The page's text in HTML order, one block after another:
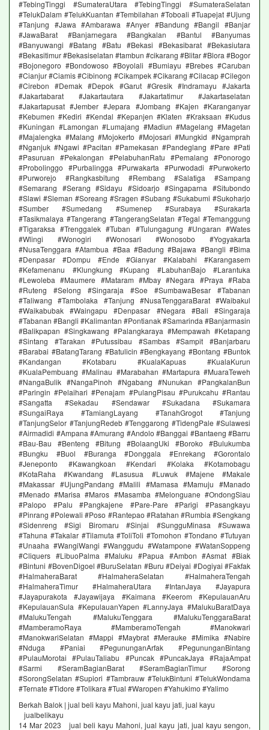
#TebingTinggi #SumateraUtara #TebingTinggi #SumateraSelatan
#TelukDalam #TelukKuantan #Tembilahan #Toboali #Tuapejat #Ujung
#Tanjung #Jawa #Ambarawa #Anyer #Bandung #Bangil #Banjar
#JawaBarat #Banjarnegara #Bangkalan #Bantul #Banyumas
#Banyuwangi #Batang #Batu #Bekasi #Bekasibarat #Bekasiutara
#Bekasitimur #Bekasiselatan #tambun #cikarang #Blitar #Blora #Bogor
#Bojonegoro #Bondowoso #Boyolali #Bumiayu #Brebes #Caruban
#Cianjur #Ciamis #Cibinong #Cikampek #Cikarang #Cilacap #Cilegon
#Cirebon #Demak #Depok #Garut #Gresik #Indramayu #Jakarta
#Jakartabarat #Jakartautara #Jakartatimur #Jakartaselatan
#Jakartapusat #Jember #Jepara #Jombang #Kajen #Karanganyar
#Kebumen #Kediri #Kendal #Kepanjen #Klaten #Kraksaan #Kudus
#Kuningan #Lamongan #Lumajang #Madiun #Magelang #Magetan
#Majalengka #Malang #Mojokerto #Mojosari #Mungkid #Ngamprah
#Nganjuk #Ngawi #Pacitan #Pamekasan #Pandeglang #Pare #Pati
#Pasuruan #Pekalongan #PelabuhanRatu #Pemalang #Ponorogo
#Probolinggo #Purbalingga #Purwakarta #Purwodadi #Purwokerto
#Purworejo #Rangkasbitung #Rembang #Salatiga #Sampang
#Semarang #Serang #Sidayu #Sidoarjo #Singaparna #Situbondo
#Slawi #Sleman #Soreang #Sragen #Subang #Sukabumi #Sukoharjo
#Sumber #Sumedang #Sumenep #Surabaya #Surakarta
#Tasikmalaya #Tangerang #TangerangSelatan #Tegal #Temanggung
#Tigaraksa #Trenggalek #Tuban #Tulungagung #Ungaran #Wates
#Wlingi #Wonogiri #Wonosari #Wonosobo #Yogyakarta
#NusaTenggara #Atambua #Baa #Badung #Bajawa #Bangli #Bima
#Denpasar #Dompu #Ende #Gianyar #Kalabahi #Karangasem
#Kefamenanu #Klungkung #Kupang #LabuhanBajo #Larantuka
#Lewoleba #Maumere #Mataram #Mbay #Negara #Praya #Raba
#Ruteng #Selong #Singaraja #Soe #SumbawaBesar #Tabanan
#Taliwang #Tambolaka #Tanjung #NusaTenggaraBarat #Waibakul
#Waikabubak #Waingapu #Denpasar #Negara #Bali #Singaraja
#Tabanan #Bangli #Kalimantan #Pontianak #Samarinda #Banjarmasin
#Balikpapan #Singkawang #Palangkaraya #Mempawah #Ketapang
#Sintang #Tarakan #Putussibau #Sambas #Sampit #Banjarbaru
#Barabai #BatangTarang #Batulicin #Bengkayang #Bontang #Buntok
#Kandangan #Kotabaru #KualaKapuas #KualaKurun
#KualaPembuang #Malinau #Marabahan #Martapura #MuaraTeweh
#NangaBulik #NangaPinoh #Ngabang #Nunukan #PangkalanBun
#Paringin #Pelaihari #Penajam #PulangPisau #Purukcahu #Rantau
#Sangatta #Sekadau #Sendawar #Sukadana #Sukamara
#SungaiRaya #TamiangLayang #TanahGrogot #Tanjung
#TanjungSelor #TanjungRedeb #Tenggarong #TidengPale #Sulawesi
#Airmadidi #Ampana #Amurang #Andolo #Banggai #Bantaeng #Barru
#Bau-Bau #Benteng #Bitung #BolaangUki #Boroko #Bulukumba
#Bungku #Buol #Buranga #Donggala #Enrekang #Gorontalo
#Jeneponto #Kawangkoan #Kendari #Kolaka #Kotamobagu
#KotaRaha #Kwandang #Lasusua #Luwuk #Majene #Makale
#Makassar #UjungPandang #Malili #Mamasa #Mamuju #Manado
#Menado #Marisa #Maros #Masamba #Melonguane #OndongSiau
#Palopo #Palu #Pangkajene #Pare-Pare #Parigi #Pasangkayu
#Pinrang #Polewali #Poso #Rantepao #Ratahan #Rumbia #Sengkang
#Sidenreng #Sigi Biromaru #Sinjai #SungguMinasa #Suwawa
#Tahuna #Takalar #Tilamuta #ToliToli #Tomohon #Tondano #Tutuyan
#Unaaha #WangiWangi #Wanggudu #Watampone #WatanSoppeng
#Cliquers #LibuoPalma #Maluku #Papua #Ambon #Asmat #Biak
#Bintuni #BovenDigoel #BuruSelatan #Buru #Deiyai #Dogiyai #Fakfak
#HalmaheraBarat #HalmaheraSelatan #HalmaheraTengah
#HalmaheraTimur #HalmaheraUtara #IntanJaya #Jayapura
#Jayapurakota #Jayawijaya #Kaimana #Keerom #KepulauanAru
#KepulauanSula #KepulauanYapen #LannyJaya #MalukuBaratDaya
#MalukuTengah #MalukuTenggara #MalukuTenggaraBarat
#MamberamoRaya #MamberamoTengah #Manokwari
#ManokwariSelatan #Mappi #Maybrat #Merauke #Mimika #Nabire
#Nduga #Paniai #PegununganArfak #PegununganBintang
#PulauMorotai #PulauTaliabu #Puncak #PuncakJaya #RajaAmpat
#Sarmi #SeramBagianBarat #SeramBagianTimur #Sorong
#SorongSelatan #Supiori #Tambrauw #TelukBintuni #TelukWondama
#Ternate #Tidore #Tolikara #Tual #Waropen #Yahukimo #Yalimo
Berkah Balok | jual beli kayu Mahoni, jual kayu jati, jual kayu
jualbelikayu
14 Mar 2023 jual beli kayu Mahoni, jual kayu jati, jual kayu sengon,